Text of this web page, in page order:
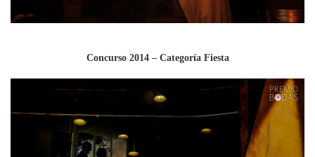
Concurso 2014 – Categoría Fiesta